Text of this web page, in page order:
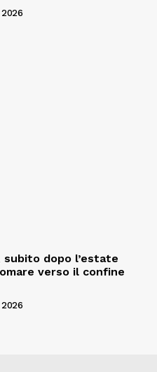
2026
dopo l’estate
verso il confine
2026